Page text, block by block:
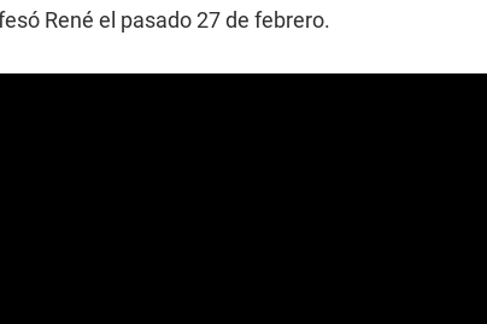
René el pasado 27 de febrero.